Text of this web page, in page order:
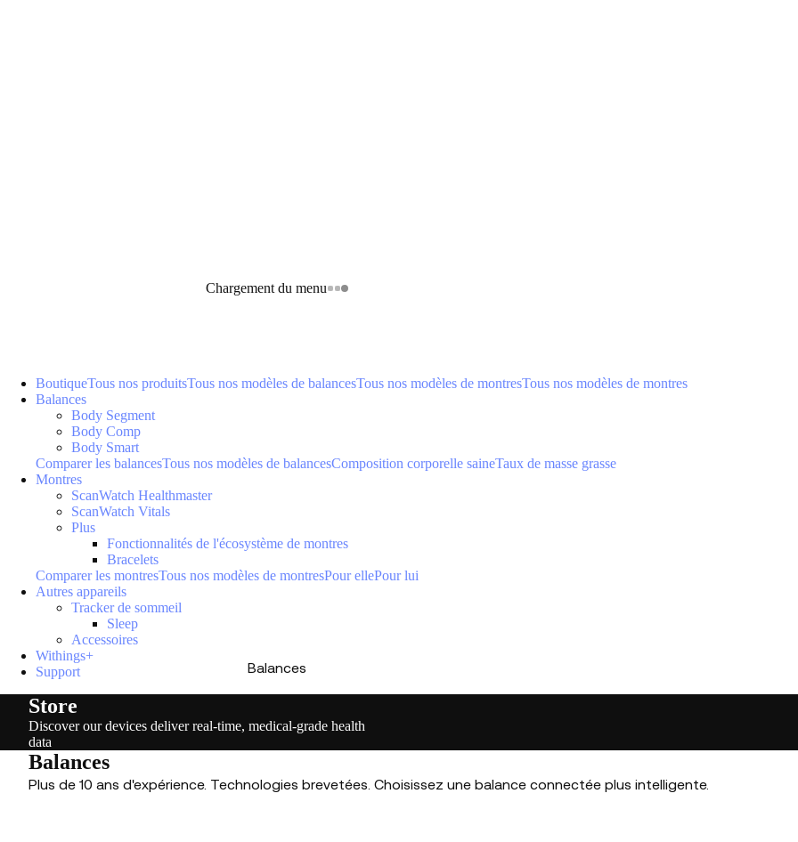
Chargement du menu
Balances
BoutiqueTous nos produitsTous nos modèles de balancesTous nos modèles de montresTous nos modèles de montres
Balances
Body Segment
Body Comp
Body Smart
Comparer les balancesTous nos modèles de balancesComposition corporelle saineTaux de masse grasse
Montres
ScanWatch Healthmaster
ScanWatch Vitals
Plus
Fonctionnalités de l'écosystème de montres
Bracelets
Comparer les montresTous nos modèles de montresPour ellePour lui
Autres appareils
Tracker de sommeil
Sleep
Accessoires
Withings+
Support
Store
Discover our devices deliver real-time, medical-grade health
data
Balances
Plus de 10 ans d'expérience. Technologies brevetées. Choisissez une balance connectée plus intelligente.